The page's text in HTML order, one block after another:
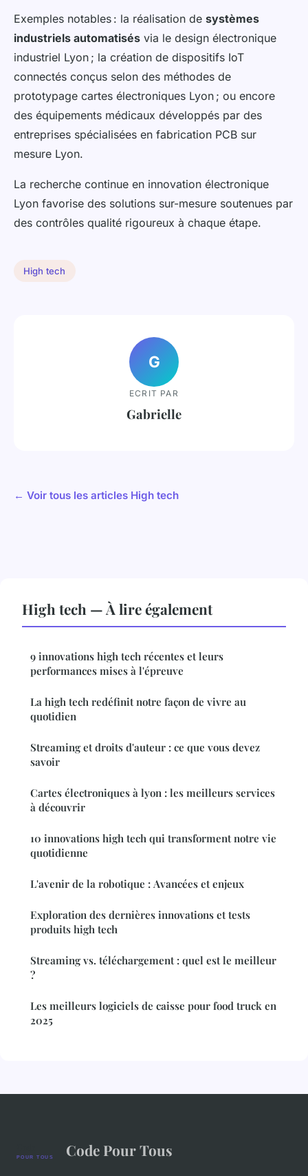
Exemples notables : la réalisation de systèmes
industriels automatisés via le design électronique
industriel Lyon ; la création de dispositifs IoT
connectés conçus selon des méthodes de
prototypage cartes électroniques Lyon ; ou encore
des équipements médicaux développés par des
entreprises spécialisées en fabrication PCB sur
mesure Lyon.
La recherche continue en innovation électronique
Lyon favorise des solutions sur-mesure soutenues par
des contrôles qualité rigoureux à chaque étape.
High tech
G
ECRIT PAR
Gabrielle
← Voir tous les articles High tech
High tech — À lire également
9 innovations high tech récentes et leurs
performances mises à l'épreuve
La high tech redéfinit notre façon de vivre au
quotidien
Streaming et droits d'auteur : ce que vous devez
savoir
Cartes électroniques à lyon : les meilleurs services
à découvrir
10 innovations high tech qui transforment notre vie
quotidienne
L'avenir de la robotique : Avancées et enjeux
Exploration des dernières innovations et tests
produits high tech
Streaming vs. téléchargement : quel est le meilleur
?
Les meilleurs logiciels de caisse pour food truck en
2025
Code Pour Tous